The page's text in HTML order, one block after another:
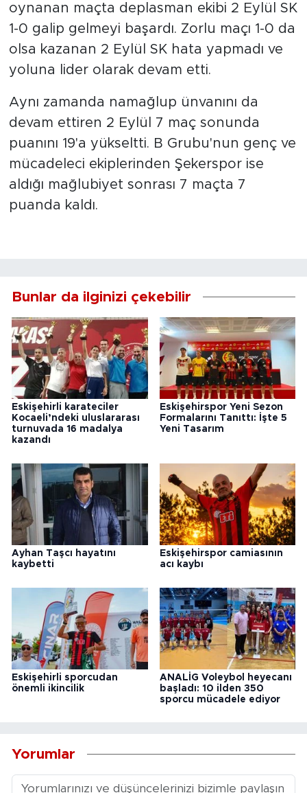
oynanan maçta deplasman ekibi 2 Eylül SK
1-0 galip gelmeyi başardı. Zorlu maçı 1-0 da
olsa kazanan 2 Eylül SK hata yapmadı ve
yoluna lider olarak devam etti.
Aynı zamanda namağlup ünvanını da
devam ettiren 2 Eylül 7 maç sonunda
puanını 19'a yükseltti. B Grubu'nun genç ve
mücadeleci ekiplerinden Şekerspor ise
aldığı mağlubiyet sonrası 7 maçta 7
puanda kaldı.
Bunlar da ilginizi çekebilir
Eskişehirli karateciler
Kocaeli’ndeki uluslararası
turnuvada 16 madalya
kazandı
Eskişehirspor Yeni Sezon
Formalarını Tanıttı: İşte 5
Yeni Tasarım
Ayhan Taşcı hayatını
kaybetti
Eskişehirspor camiasının
acı kaybı
Eskişehirli sporcudan
önemli ikincilik
ANALİG Voleybol heyecanı
başladı: 10 ilden 350
sporcu mücadele ediyor
Yorumlar